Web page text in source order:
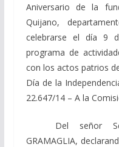
Aniversario de la
Quijano,
celebrarse el día 9
programa de
con los actos patrios
Día de la
22.647/14 – A la
Del señor
GRAMAGLIA,